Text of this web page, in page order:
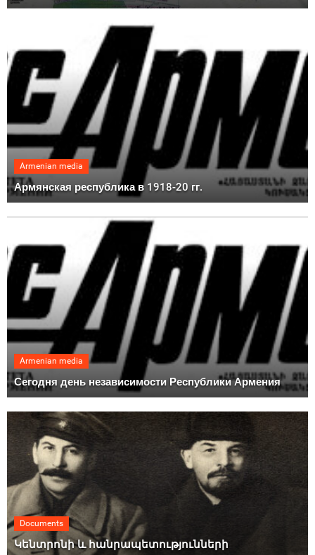
Armenian media
Армянская республика в 1918-20 гг.
Armenian media
Сегодня день независимости Республики Армения
Documents
Կենտրոնի և հանրապետությունների